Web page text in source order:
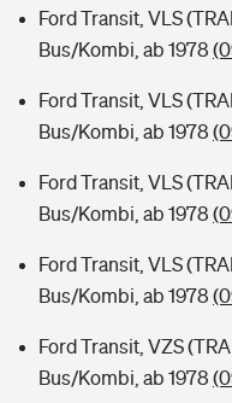
Ford Transit, VLS
Bus/Kombi, ab 1978
Ford Transit, VLS
Bus/Kombi, ab 1978
Ford Transit, VLS
Bus/Kombi, ab 1978
Ford Transit, VLS
Bus/Kombi, ab 1978
Ford Transit, VZS
Bus/Kombi, ab 1978